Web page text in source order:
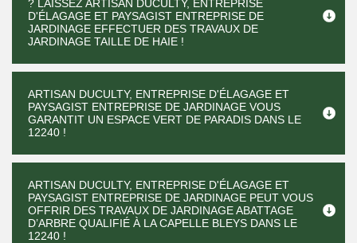
? LAISSEZ ARTISAN DUCULTY, ENTREPRISE
D'ÉLAGAGE ET PAYSAGIST ENTREPRISE DE
JARDINAGE EFFECTUER DES TRAVAUX DE
JARDINAGE TAILLE DE HAIE !
ARTISAN DUCULTY, ENTREPRISE D'ÉLAGAGE ET
PAYSAGIST ENTREPRISE DE JARDINAGE VOUS
GARANTIT UN ESPACE VERT DE PARADIS DANS LE
12240 !
ARTISAN DUCULTY, ENTREPRISE D'ÉLAGAGE ET
PAYSAGIST ENTREPRISE DE JARDINAGE PEUT VOUS
OFFRIR DES TRAVAUX DE JARDINAGE ABATTAGE
D’ARBRE QUALIFIÉ À LA CAPELLE BLEYS DANS LE
12240 !